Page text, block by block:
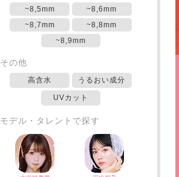
~8,5mm
~8,6mm
~8,7mm
~8,8mm
~8,9mm
その他
高含水 うるおい成分
UVカット
モデル・タレントで探す